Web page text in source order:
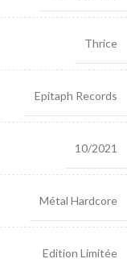
Thrice
Epitaph Records
10/2021
Métal Hardcore
Edition Limitée